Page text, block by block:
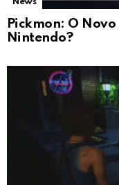
Pickmon: O
Nintendo?